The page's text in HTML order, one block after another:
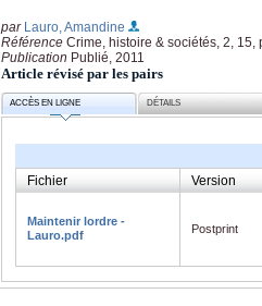
par Lauro, Amandine
Référence Crime, histoire & sociétés, 2, 15,
Publication Publié, 2011
Article révisé par les pairs
ACCÈS EN LIGNE DÉTAILS
Fichier Version
Maintenir lordre -
Lauro.pdf
Postprint